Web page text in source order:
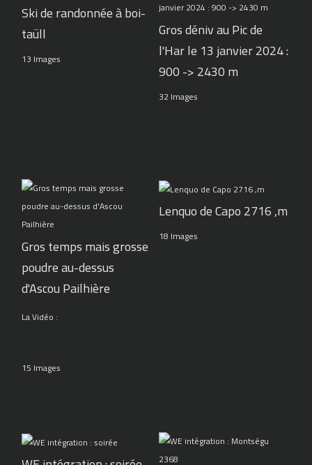
Ski de randonnée à boi-
taüll
13 Images
Gros déniv au Pic de
l'Har le 13 janvier 2024 :
900 -> 2430 m
32 Images
Gros temps mais grosse
poudre au-dessus
d'Ascou Pailhière
La Vidéo :
15 Images
Lenquo de Capo 2716 ,m
18 Images